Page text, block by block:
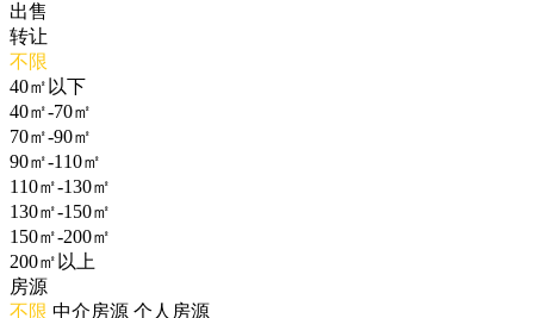
出售
转让
不限
40㎡以下
40㎡-70㎡
70㎡-90㎡
90㎡-110㎡
110㎡-130㎡
130㎡-150㎡
150㎡-200㎡
200㎡以上
房源
不限 中介房源 个人房源